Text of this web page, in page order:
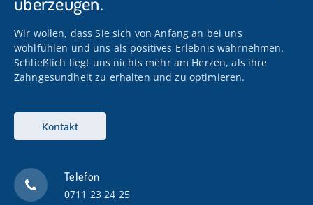
Verschiedene Einzel- und
Gruppenausstellungen, unter anderem
- Schloss Urbach
- Jesi - Italien
- Atelier Luithardt - Korb
- Galerie „Kunstvoll" - Ludwigsburg
- Kreishaus Ludwigsburg
- Galerie „En Beauregard" - Montreux
Wir wollen, dass Sie sich von Anfang an bei uns
wohlfühlen und uns als positives Erlebnis wahrnehmen.
Schließlich liegt uns nichts mehr am Herzen, als ihre
Zahngesundheit zu erhalten und zu optimieren.
Kontakt
Telefon
0711 23 24 25